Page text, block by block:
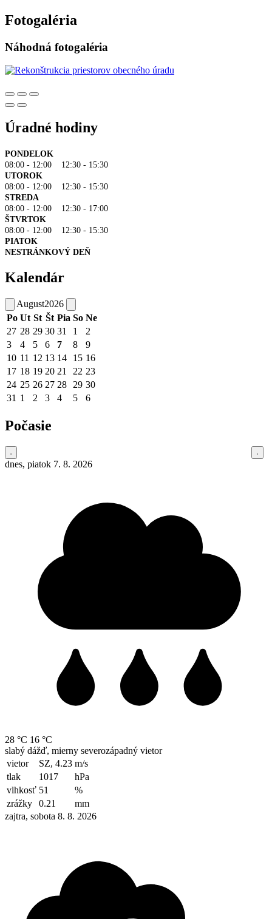
Fotogaléria
Náhodná fotogaléria
Úradné hodiny
PONDELOK
08:00 - 12:00 12:30 - 15:30
UTOROK
08:00 - 12:00 12:30 - 15:30
STREDA
08:00 - 12:00 12:30 - 17:00
ŠTVRTOK
08:00 - 12:00 12:30 - 15:30
PIATOK
NESTRÁNKOVÝ DEŇ
Kalendár
August2026
Po Ut St Št Pia So Ne
27 28 29 30 31 1
2
3
4 5 6 7 8
9
10 11 12 13 14 15 16
17 18 19 20 21 22 23
24 25 26 27 28 29 30
31 1 2 3 4 5 6
Počasie
dnes, piatok 7. 8. 2026
28 °C 16 °C
slabý dážď, mierny severozápadný vietor
vietor
SZ, 4.23 m/s
tlak
1017
hPa
vlhkosť 51
%
zrážky
0.21
mm
zajtra, sobota 8. 8. 2026